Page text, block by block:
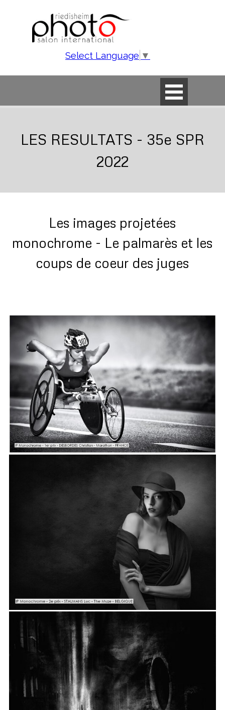
Sauter le menu
Select Language ▼
LES RESULTATS - 35e SPR
2022
Les images projetées
monochrome - Le palmarès et les
coups de coeur des juges